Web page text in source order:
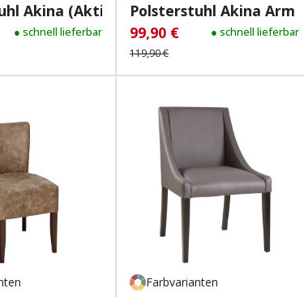
Akina (Aktion)
Preis:
● schnell lieferbar
Polsterstuhl Akina Arm
Verkaufspreis:
99,90 €
Regulärer Preis:
119,90 €
● schnell lieferbar
Farbvarianten